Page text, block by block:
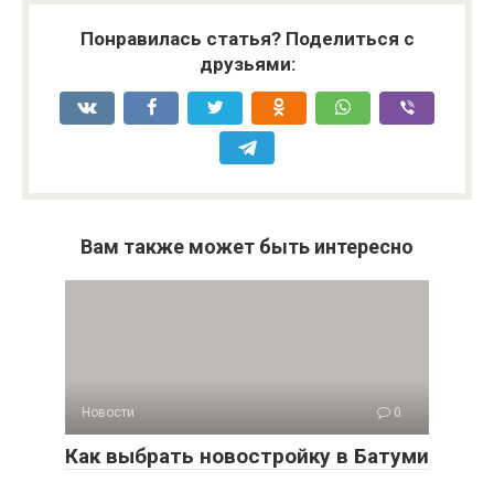
Понравилась статья? Поделиться с
друзьями:
Вам также может быть интересно
Новости 0
Как выбрать новостройку в Батуми